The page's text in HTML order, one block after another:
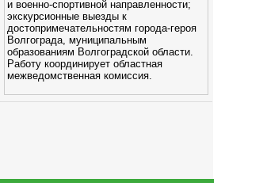
и военно-спортивной направленности;
экскурсионные выезды к
достопримечательностям города-героя
Волгограда, муниципальным
образованиям Волгоградской области.
Работу координирует областная
межведомственная комиссия.